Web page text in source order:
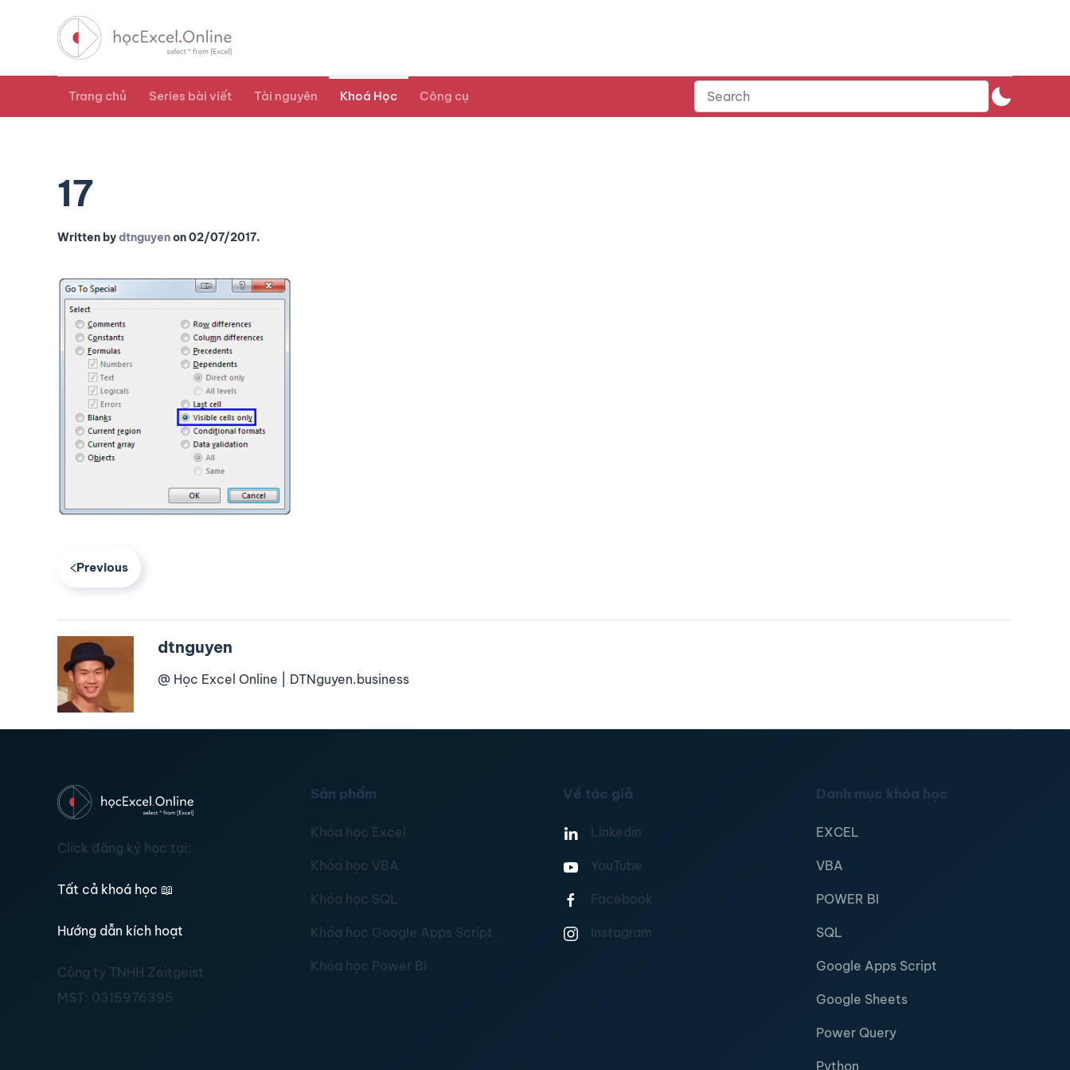
Trang chủ Series bài viết Tài nguyên Khoá Học Công cụ
17
Written bydtnguyenon02/07/2017.
Previous
dtnguyen
@ Học Excel Online | DTNguyen.business
Click đăng ký học tại:
Tất cả khoá học 📖
Hướng dẫn kích hoạt
Công ty TNHH Zeitgeist
MST: 0315976395
Sản phẩm
Khóa học Excel
Khóa học VBA
Khóa học SQL
Khóa học Google Apps Script
Khóa học Power BI
Về tác giả
Linkedin
YouTube
Facebook
Instagram
Danh mục khóa học
EXCEL
VBA
POWER BI
SQL
Google Apps Script
Google Sheets
Power Query
Python